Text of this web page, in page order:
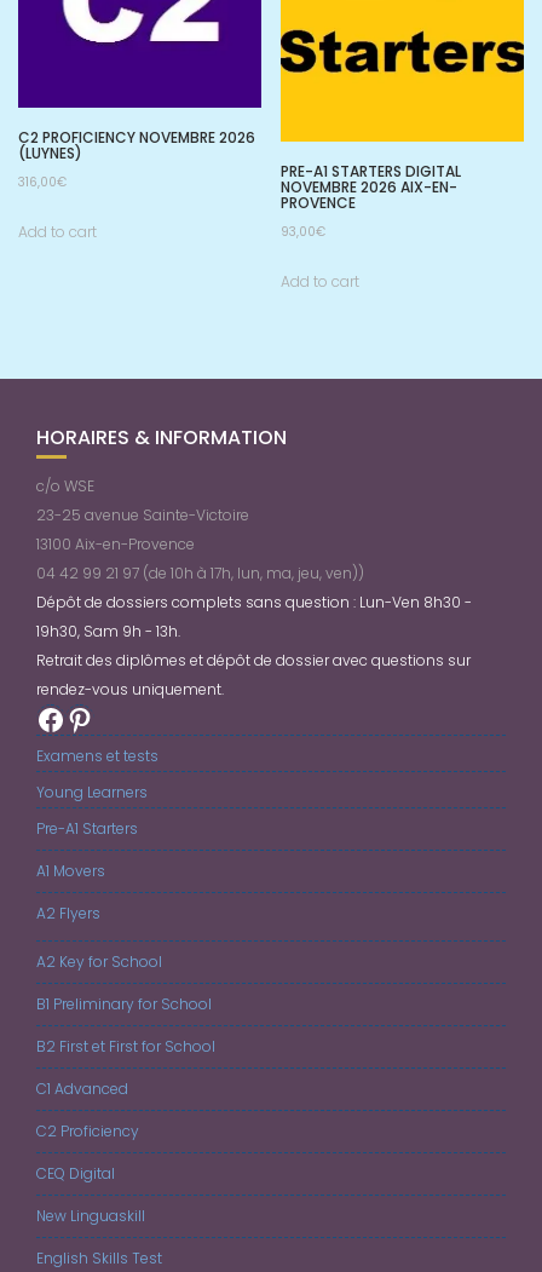
C2 PROFICIENCY NOVEMBRE 2026
(LUYNES)
316,00€
Add to cart
PRE-A1 STARTERS DIGITAL
NOVEMBRE 2026 AIX-EN-
PROVENCE
93,00€
Add to cart
HORAIRES & INFORMATION
c/o WSE
23-25 avenue Sainte-Victoire
13100 Aix-en-Provence
04 42 99 21 97 (de 10h à 17h, lun, ma, jeu, ven))
Dépôt de dossiers complets sans question : Lun-Ven 8h30 -
19h30, Sam 9h - 13h.
Retrait des diplômes et dépôt de dossier avec questions sur
rendez-vous uniquement.
Facebook
Pinterest
Examens et tests
Young Learners
Pre-A1 Starters
A1 Movers
A2 Flyers
A2 Key for School
B1 Preliminary for School
B2 First et First for School
C1 Advanced
C2 Proficiency
CEQ Digital
New Linguaskill
English Skills Test